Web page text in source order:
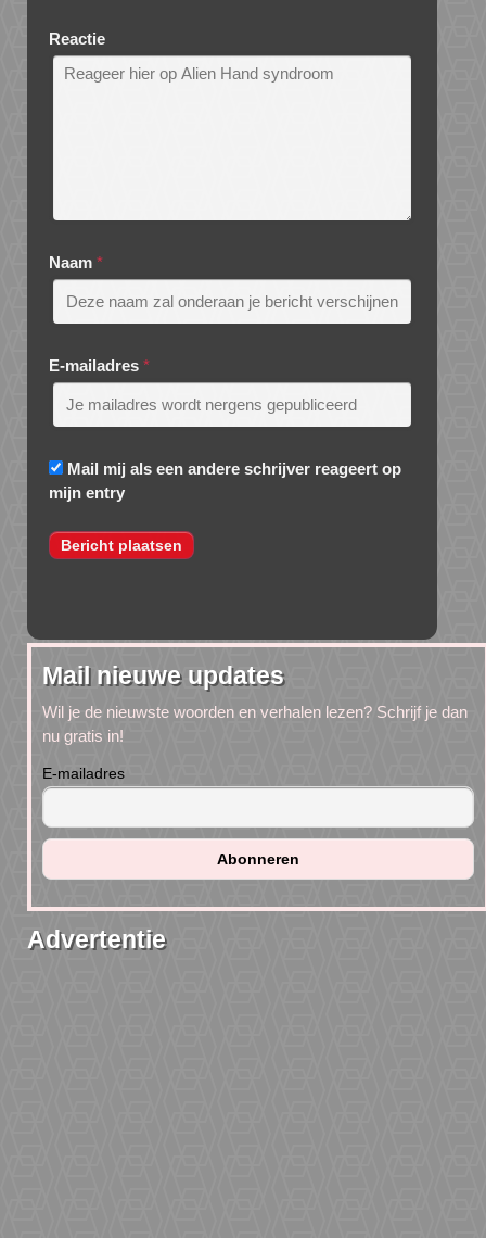
Reactie
Naam *
E-mailadres *
Mail mij als een andere schrijver reageert op
mijn entry
Mail nieuwe updates
Wil je de nieuwste woorden en verhalen lezen? Schrijf je dan
nu gratis in!
E-mailadres
Advertentie